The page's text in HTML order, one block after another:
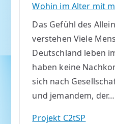
:
V
I
S
I
T
E
Wohin im Alter mit
Das Gefühl des
verstehen Viele
Deutschland leben
haben keine
sich nach
und jemandem,
Projekt C2tSP